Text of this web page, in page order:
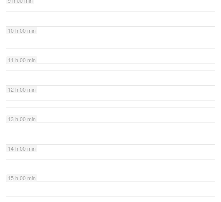
10 h 00 min
11 h 00 min
12 h 00 min
13 h 00 min
14 h 00 min
15 h 00 min